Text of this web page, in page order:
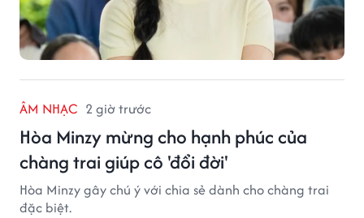
ÂM NHẠC 2 giờ trước
Hòa Minzy mừng cho hạnh phúc của
chàng trai giúp cô 'đổi đời'
Hòa Minzy gây chú ý với chia sẻ dành cho chàng trai
đặc biệt.